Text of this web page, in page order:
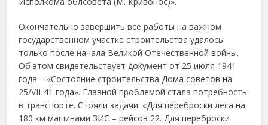
Окончательно завершить все работы на важном
государственном участке строительства удалось
только после начала Великой Отечественной войны.
Об этом свидетельствует документ от 25 июля 1941
года – «Состояние строительства Дома советов на
25/VII-41 года». Главной проблемой стала потребность
в транспорте. Стояли задачи: «Для переброски леса на
180 км машинами ЗИС – рейсов 22. Для переброски